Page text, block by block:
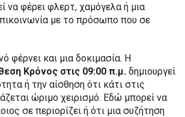
να φέρει φλερτ, χαμόγελα ή μια
με το πρόσωπο που σε
φέρνει και μια δοκιμασία. Η
Κρόνος στις 09:00 π.μ. δημιουργεί
ή την αίσθηση ότι κάτι στις
ώριμο χειρισμό. Εδώ μπορεί να
σε περιορίζει ή ότι μια συζήτηση